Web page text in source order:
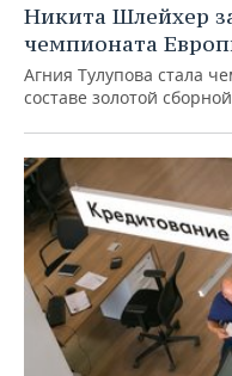
Никита Шлейхер
чемпионата
Агния Тулупова стала
составе золотой